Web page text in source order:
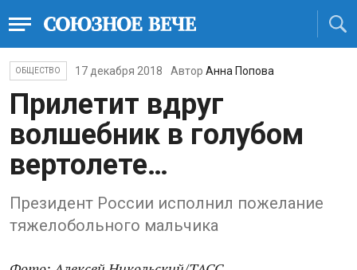
ОБЩЕСТВО 17 декабря 2018 Автор Анна Попова
Прилетит вдруг
волшебник в голубом
вертолете…
Президент России исполнил пожелание
тяжелобольного мальчика